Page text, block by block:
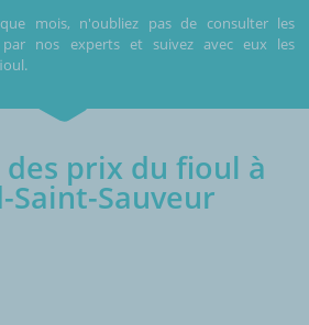
mois, n'oubliez pas de consulter les
par nos experts et suivez avec eux les
des prix du fioul à
Saint-Sauveur